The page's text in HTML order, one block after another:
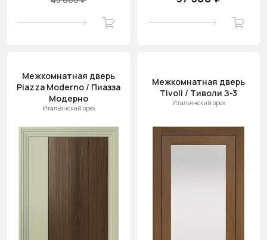
Межкомнатная дверь
Piazza Moderno / Пиазза
Модерно
Итальянский орех
Межкомнатная дверь
Tivoli / Тиволи З-3
Итальянский орех